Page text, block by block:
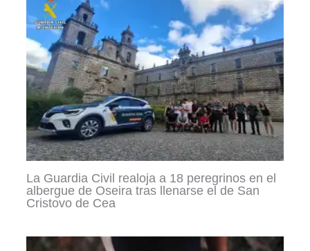
La Guardia Civil realoja a 18 peregrinos en el
albergue de Oseira tras llenarse el de San
Cristovo de Cea